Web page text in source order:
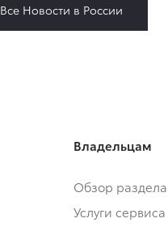
Все Новости в России
Владельцам
Обзор раздела
Услуги сервиса